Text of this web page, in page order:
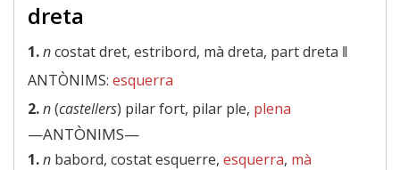
dreta
1.ncostat dret, estribord, mà dreta, part dreta ‖
ANTÒNIMS: esquerra
2.n(castellers) pilar fort, pilar ple, plena
—ANTÒNIMS—
1.n babord, costat esquerre, esquerra, mà